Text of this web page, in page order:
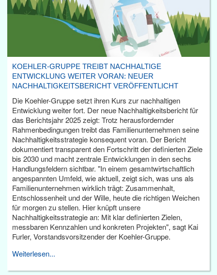
KOEHLER-GRUPPE TREIBT NACHHALTIGE
ENTWICKLUNG WEITER VORAN: NEUER
NACHHALTIGKEITSBERICHT VERÖFFENTLICHT
Die Koehler-Gruppe setzt ihren Kurs zur nachhaltigen
Entwicklung weiter fort. Der neue Nachhaltigkeitsbericht für
das Berichtsjahr 2025 zeigt: Trotz herausfordernder
Rahmenbedingungen treibt das Familienunternehmen seine
Nachhaltigkeitsstrategie konsequent voran. Der Bericht
dokumentiert transparent den Fortschritt der definierten Ziele
bis 2030 und macht zentrale Entwicklungen in den sechs
Handlungsfeldern sichtbar. "In einem gesamtwirtschaftlich
angespannten Umfeld, wie aktuell, zeigt sich, was uns als
Familienunternehmen wirklich trägt: Zusammenhalt,
Entschlossenheit und der Wille, heute die richtigen Weichen
für morgen zu stellen. Hier knüpft unsere
Nachhaltigkeitsstrategie an: Mit klar definierten Zielen,
messbaren Kennzahlen und konkreten Projekten", sagt Kai
Furler, Vorstandsvorsitzender der Koehler-Gruppe.
Weiterlesen...